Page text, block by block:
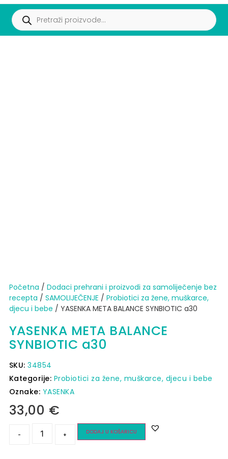
Početna / Dodaci prehrani i proizvodi za samoliječenje bez
recepta / SAMOLIJEČENJE / Probiotici za žene, muškarce,
djecu i bebe / YASENKA META BALANCE SYNBIOTIC a30
YASENKA META BALANCE
SYNBIOTIC a30
SKU:34854
Kategorije: Probiotici za žene, muškarce, djecu i bebe
Oznake: YASENKA
33,00 €
- + DODAJ U KOŠARICU